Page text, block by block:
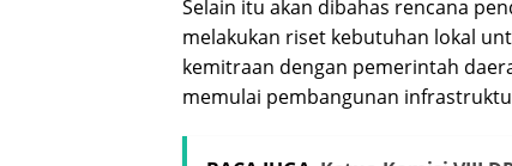
Selain itu akan dibahas rencana
melakukan riset kebutuhan lokal
kemitraan dengan pemerintah
memulai pembangunan